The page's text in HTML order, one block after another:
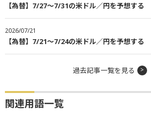
【為替】7/27～7/31の米ドル／円を予想する
2026/07/21
【為替】7/21～7/24の米ドル／円を予想する
過去記事一覧を見る
関連用語一覧